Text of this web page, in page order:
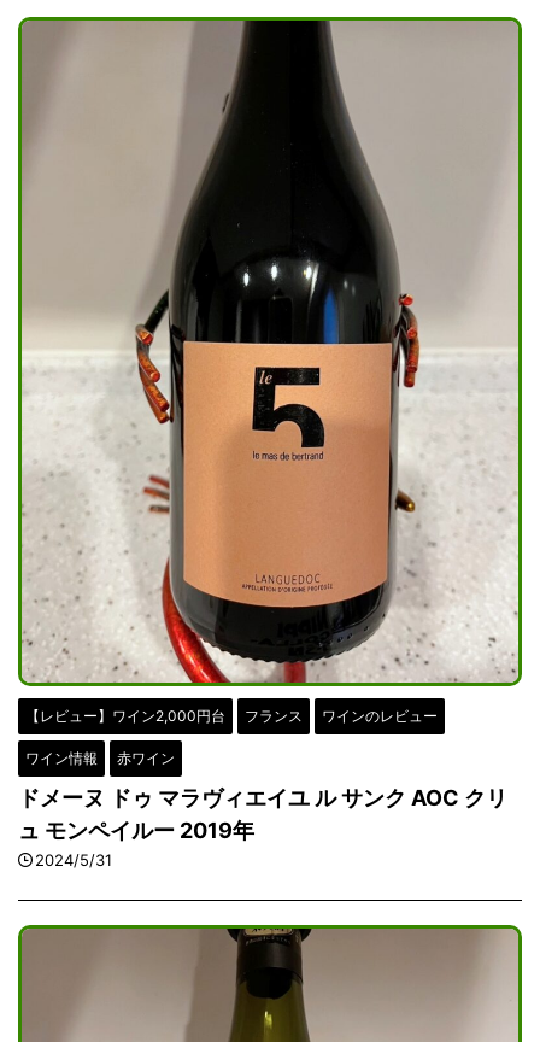
【レビュー】ワイン2,000円台 フランス ワインのレビュー
ワイン情報 赤ワイン
ドメーヌ ドゥ マラヴィエイユ ル サンク AOC クリ
ュ モンペイルー 2019年
2024/5/31